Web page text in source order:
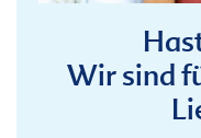
Wir sind